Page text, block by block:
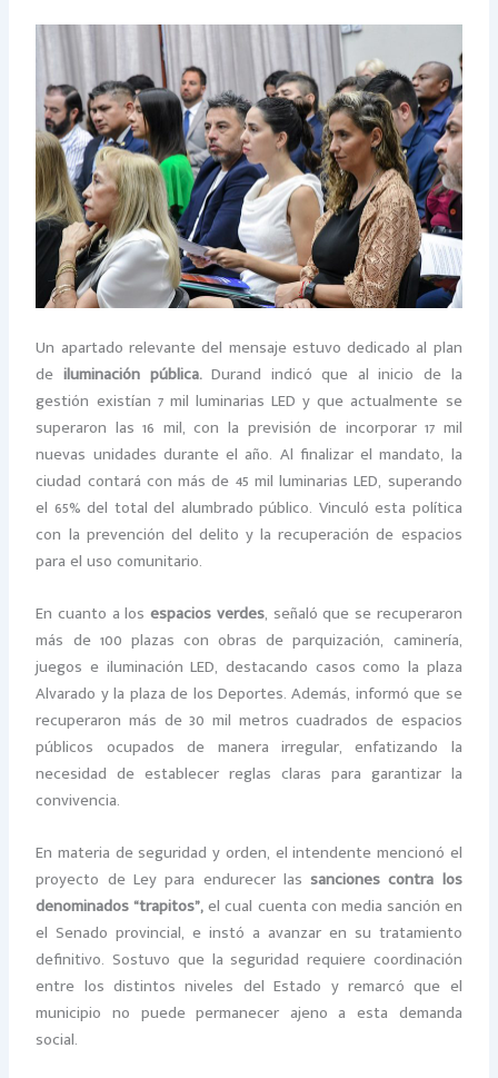
Un apartado relevante del mensaje estuvo dedicado al plan
deiluminación pública.Durand indicó que al inicio de la
gestión existían 7 mil luminarias LED y que actualmente se
superaron las 16 mil, con la previsión de incorporar 17 mil
nuevas unidades durante el año. Al finalizar el mandato, la
ciudad contará con más de 45 mil luminarias LED, superando
el 65% del total del alumbrado público. Vinculó esta política
con la prevención del delito y la recuperación de espacios
para el uso comunitario.
En cuanto a losespacios verdes, señaló que se recuperaron
más de 100 plazas con obras de parquización, caminería,
juegos e iluminación LED, destacando casos como la plaza
Alvarado y la plaza de los Deportes. Además, informó que se
recuperaron más de 30 mil metros cuadrados de espacios
públicos ocupados de manera irregular, enfatizando la
necesidad de establecer reglas claras para garantizar la
convivencia.
En materia de seguridad y orden, el intendente mencionó el
proyecto de Ley para endurecer lassanciones contra los
denominados “trapitos”,el cual cuenta con media sanción en
el Senado provincial, e instó a avanzar en su tratamiento
definitivo. Sostuvo que la seguridad requiere coordinación
entre los distintos niveles del Estado y remarcó que el
municipio no puede permanecer ajeno a esta demanda
social.